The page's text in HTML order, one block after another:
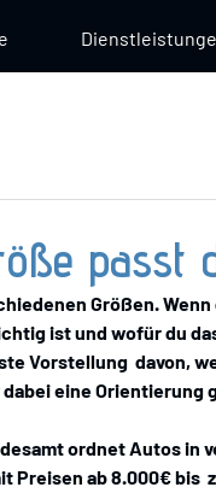
passt
Größen.
ist und wofür du
Vorstellung  davon,
eine Orientierung
ordnet Autos in
Preisen ab 8.000€ bis